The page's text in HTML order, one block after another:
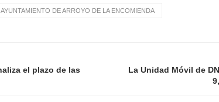
AYUNTAMIENTO DE ARROYO DE LA ENCOMIENDA
el plazo de las
La Unidad Móvil de